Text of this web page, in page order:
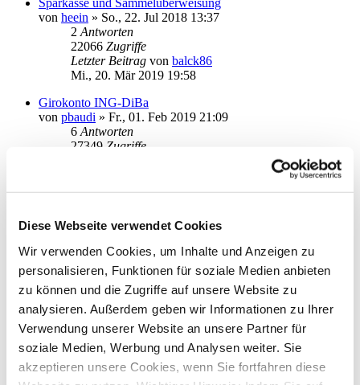
Diese Webseite verwendet Cookies
Wir verwenden Cookies, um Inhalte und Anzeigen zu
personalisieren, Funktionen für soziale Medien anbieten
zu können und die Zugriffe auf unsere Website zu
analysieren. Außerdem geben wir Informationen zu Ihrer
Verwendung unserer Website an unsere Partner für
soziale Medien, Werbung und Analysen weiter. Sie
akzeptieren unsere Cookies, wenn Sie fortfahren diese
von heein » So., 22. Jul 2018 13:37
2 Antworten
22066 Zugriffe
Letzter Beitrag von balck86
Mi., 20. Mär 2019 19:58
Girokonto ING-DiBa
von pbaudi » Fr., 01. Feb 2019 21:09
6 Antworten
27349 Zugriffe
3Antworten
27046 Zugriffe
Letzter Beitragvoninfo
Mi., 06. Feb 2019 12:25
Abfrage Targobank Sparkonten Umsätze
vonDaniel_N»Di., 05. Feb 2019 15:20
1Antworten
21409 Zugriffe
Letzter Beitrag
von
Di., 05. Feb 2019 20:26